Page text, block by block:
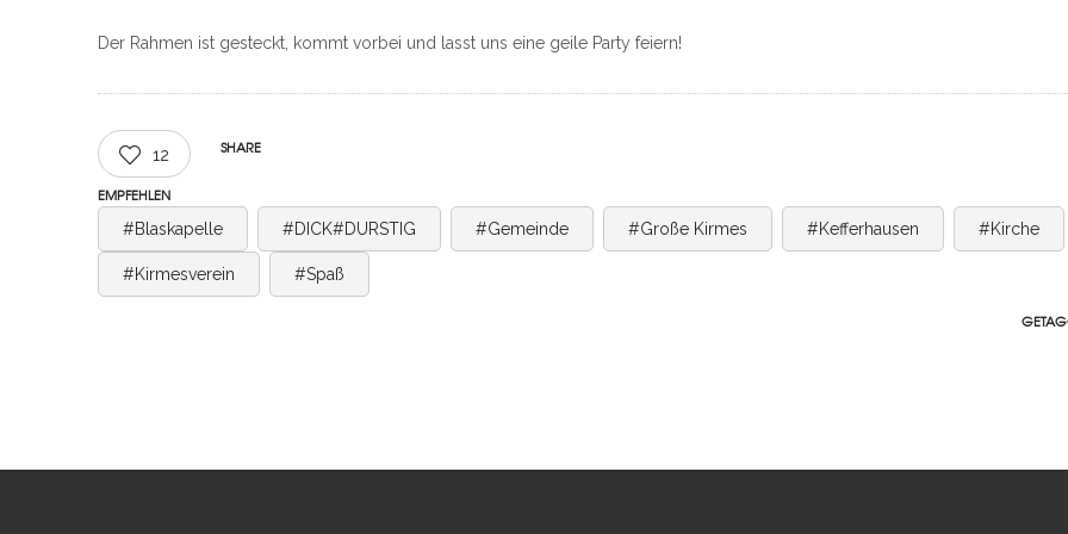
Der Rahmen ist gesteckt, kommt vorbei und lasst uns eine geile Party feiern!
12
EMPFEHLEN
SHARE
#Blaskapelle #DICK#DURSTIG #Gemeinde #Große Kirmes #Kefferhausen #Kirche
#Kirmesverein #Spaß